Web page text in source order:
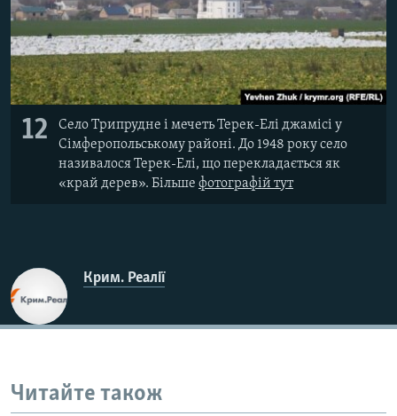
12
Село Трипрудне і мечеть Терек-Елі джамісі у
Сімферопольському районі. До 1948 року село
називалося Терек-Елі, що перекладається як
«край дерев». Більше фотографій тут
Крим. Реалії
Читайте також